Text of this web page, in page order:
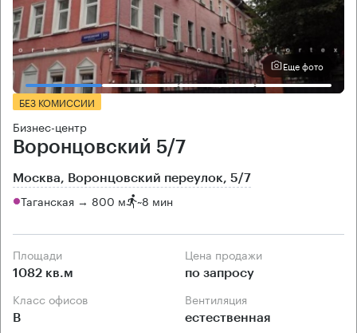
Еще фото
БЕЗ КОМИССИИ
Бизнес-центр
Воронцовский 5/7
Москва, Воронцовский переулок, 5/7
Таганская → 800 м ~8 мин
Площади
1082 кв.м
Цена продажи
по запросу
Класс офисов
B
Вентиляция
естественная